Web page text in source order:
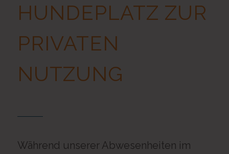
HUNDEPLATZ ZUR
PRIVATEN
NUTZUNG
Während unserer Abwesenheiten im